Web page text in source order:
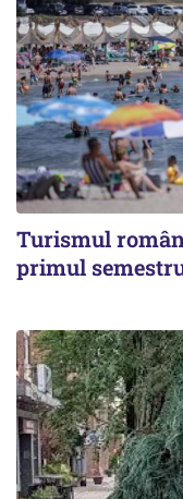
Turismul
primul